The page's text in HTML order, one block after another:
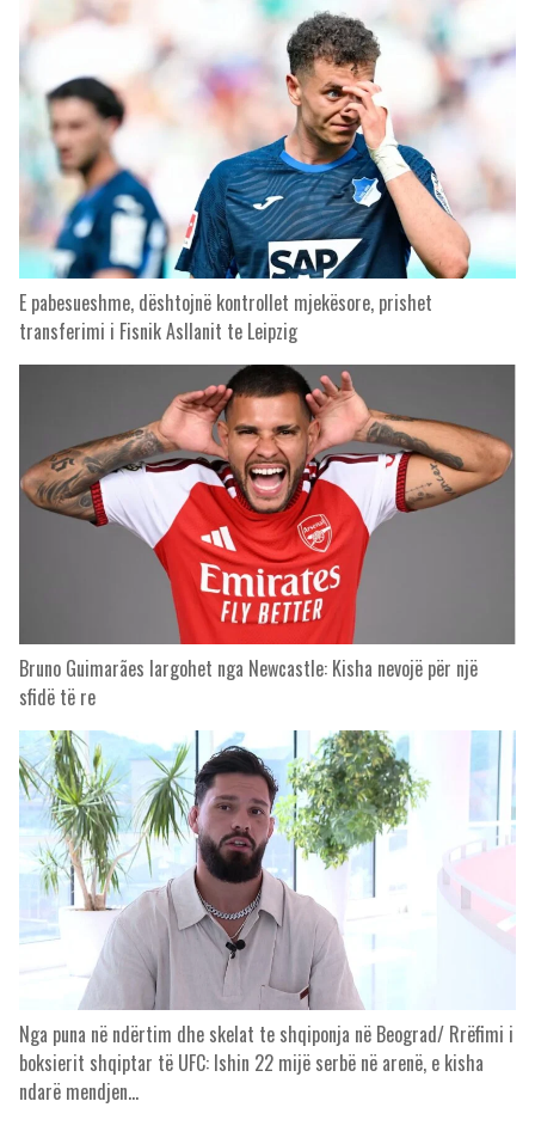
E pabesueshme, dështojnë kontrollet mjekësore, prishet
transferimi i Fisnik Asllanit te Leipzig
Bruno Guimarães largohet nga Newcastle: Kisha nevojë për një
sfidë të re
Nga puna në ndërtim dhe skelat te shqiponja në Beograd/ Rrëfimi i
boksierit shqiptar të UFC: Ishin 22 mijë serbë në arenë, e kisha
ndarë mendjen…